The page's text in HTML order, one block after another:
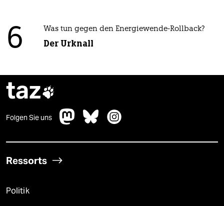
6 Was tun gegen den Energiewende-Rollback?
Der Urknall
taz
Folgen Sie uns
Ressorts
Politik